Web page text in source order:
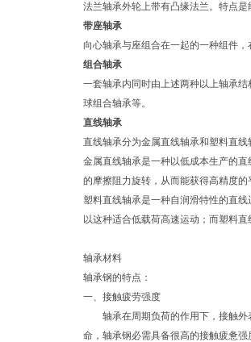
法兰轴承外轮上带有凸缘法兰。特点
带座轴承
向心轴承与座组合在一起的一种组件
组合轴承
一套轴承内同时由上述两种以上轴承
球组合轴承等。
直线轴承
直线轴承分为金属直线轴承和塑料直线
金属直线轴承是一种以低成本生产的
的摩擦阻力旋转，从而能获得高精度的
塑料直线轴承是一种自润滑特性的直
以这种适合低载荷高速运动；而塑料
轴承材料
轴承钢的特点：
一、接触疲劳强度
轴承在周期负荷的作用下，接触外
命，轴承钢必需具备很高的接触疲惫强